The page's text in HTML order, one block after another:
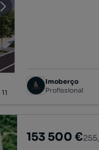
11
Imoberço
Profissional
153 500 €